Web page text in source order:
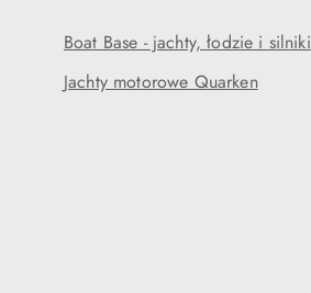
Boat Base - jachty, łodzie i silniki
Jachty motorowe Quarken